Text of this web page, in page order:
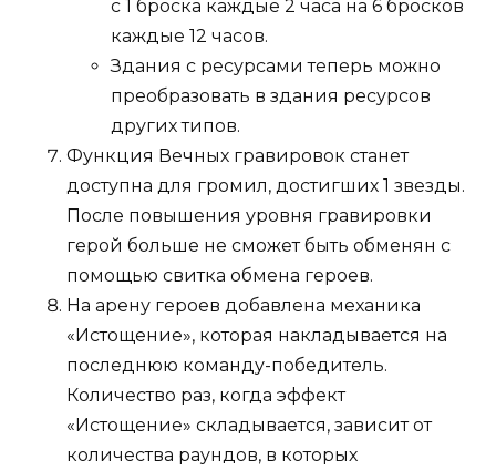
с 1 броска каждые 2 часа на 6 бросков
каждые 12 часов.
Здания с ресурсами теперь можно
преобразовать в здания ресурсов
других типов.
Функция Вечных гравировок станет
доступна для громил, достигших 1 звезды.
После повышения уровня гравировки
герой больше не сможет быть обменян с
помощью свитка обмена героев.
На арену героев добавлена механика
«Истощение», которая накладывается на
последнюю команду-победитель.
Количество раз, когда эффект
«Истощение» складывается, зависит от
количества раундов, в которых